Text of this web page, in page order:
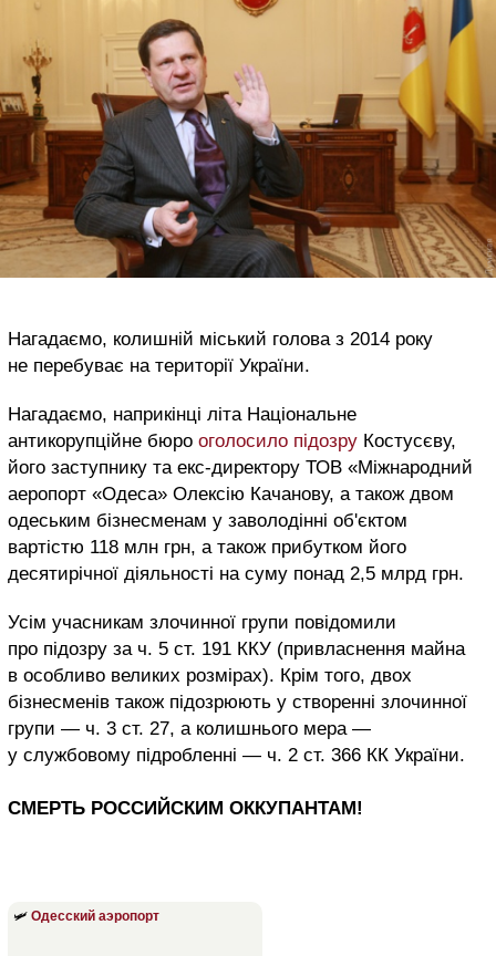
Нагадаємо, колишній міський голова з 2014 року
не перебуває на території України.
Нагадаємо, наприкінці літа Національне
антикорупційне бюро оголосило підозру Костусєву,
його заступнику та екс-директору ТОВ «Міжнародний
аеропорт «Одеса» Олексію Качанову, а також двом
одеським бізнесменам у заволодінні об'єктом
вартістю 118 млн грн, а також прибутком його
десятирічної діяльності на суму понад 2,5 млрд грн.
Усім учасникам злочинної групи повідомили
про підозру за ч. 5 ст. 191 ККУ (привласнення майна
в особливо великих розмірах). Крім того, двох
бізнесменів також підозрюють у створенні злочинної
групи — ч. 3 ст. 27, а колишнього мера —
у службовому підробленні — ч. 2 ст. 366 КК України.
СМЕРТЬ РОССИЙСКИМ ОККУПАНТАМ!
🛩 Одесский аэропорт